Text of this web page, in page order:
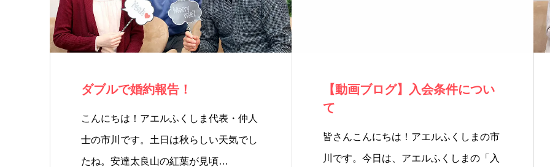
ダブルで婚約報告！
こんにちは！アエルふくしま代表・仲人
士の市川です。土日は秋らしい天気でし
たね。安達太良山の紅葉が見頃…
【動画ブログ】入会条件につい
て
皆さんこんにちは！アエルふくしまの市
川です。今日は、アエルふくしまの「入